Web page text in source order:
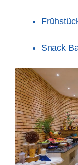
Snack